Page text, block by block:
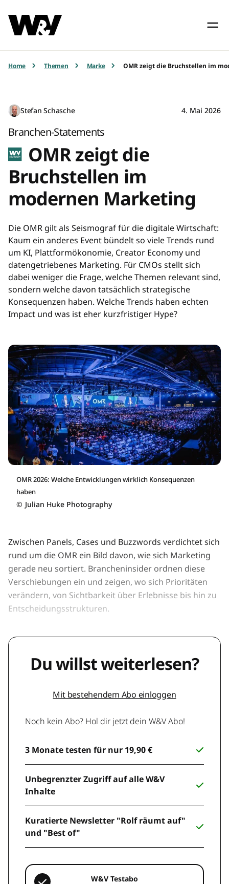
Home Themen Marke OMR zeigt die Bruchstellen im
Stefan Schasche 4. Mai 2026
Branchen-Statements
OMR zeigt die
Bruchstellen im
modernen Marketing
Die OMR gilt als Seismograf für die digitale Wirtschaft:
Kaum ein anderes Event bündelt so viele Trends rund
um KI, Plattformökonomie, Creator Economy und
datengetriebenes Marketing. Für CMOs stellt sich
dabei weniger die Frage, welche Themen relevant sind,
sondern welche davon tatsächlich strategische
Konsequenzen haben. Welche Trends haben echten
Impact und was ist eher kurzfristiger Hype?
OMR 2026: Welche Entwicklungen wirklich Konsequenzen
haben
© Julian Huke Photography
Zwischen Panels, Cases und Buzzwords verdichtet sich
rund um die OMR ein Bild davon, wie sich Marketing
gerade neu sortiert. Brancheninsider ordnen diese
Verschiebungen ein und zeigen, wo sich Prioritäten
verändern, von Sichtbarkeit über Erlebnisse bis hin zu
Entscheidungsstrukturen.
Du willst weiterlesen?
Mit bestehendem Abo einloggen
Noch kein Abo? Hol dir jetzt dein W&V Abo!
3 Monate testen für nur 19,90 €
Unbegrenzter Zugriff auf alle W&V
Inhalte
Kuratierte Newsletter "Rolf räumt auf"
und "Best of"
W&V Testabo